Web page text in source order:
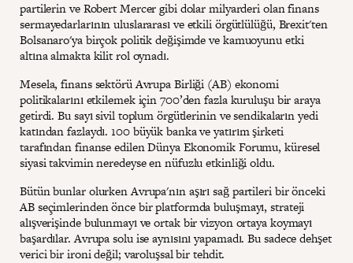
partilerin ve Robert Mercer gibi dolar milyarderi olan finans
sermayedarlarının uluslararası ve etkili örgütlülüğü, Brexit'ten
Bolsanaro'ya birçok politik değişimde ve kamuoyunu etki
altına almakta kilit rol oynadı.
Mesela, finans sektörü Avrupa Birliği (AB) ekonomi
politikalarını etkilemek için 700’den fazla kuruluşu bir araya
getirdi. Bu sayı sivil toplum örgütlerinin ve sendikaların yedi
katından fazlaydı. 100 büyük banka ve yatırım şirketi
tarafından finanse edilen Dünya Ekonomik Forumu, küresel
siyasi takvimin neredeyse en nüfuzlu etkinliği oldu.
Bütün bunlar olurken Avrupa'nın aşırı sağ partileri bir önceki
AB seçimlerinden önce bir platformda buluşmayı, strateji
alışverişinde bulunmayı ve ortak bir vizyon ortaya koymayı
başardılar. Avrupa solu ise aynısını yapamadı. Bu sadece dehşet
verici bir ironi değil; varoluşsal bir tehdit.